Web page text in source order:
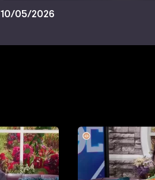
10/05/2026